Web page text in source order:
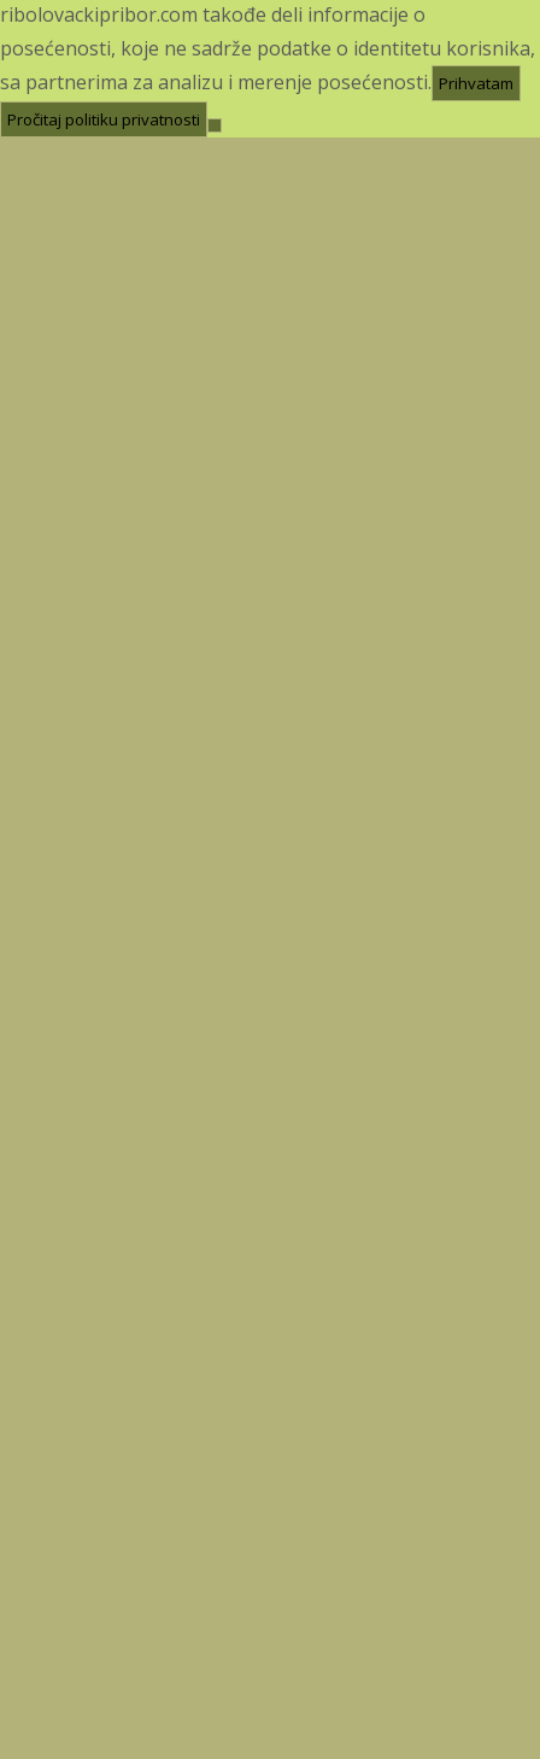
ribolovackipribor.com takođe deli informacije o
posećenosti, koje ne sadrže podatke o identitetu korisnika,
sa partnerima za analizu i merenje posećenosti. Prihvatam
Pročitaj politiku privatnosti